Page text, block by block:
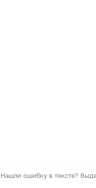
Нашли ошибку в тексте?